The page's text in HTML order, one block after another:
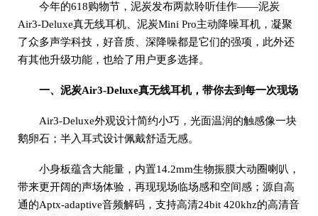
今年的618购物节，泥炭发布两款聆听佳作——泥炭
Air3-Deluxe真无线耳机、泥炭Mini Pro主动降噪耳机，凝聚
了众多声学科技，好音质、深降噪都是它们的强项，此外还
有其他升级功能，也给了用户更多选择。
一、泥炭Air3-Deluxe真无线耳机，带你去到每一次现场
Air3-Deluxe外观设计简约小巧，光面温润的触感像一块
鹅卵石；半入耳式设计佩戴舒适无感。
小身板蕴含大能量，内置14.2mm生物振膜大动圈喇叭，
带来更开阔的声场体验，再现现场临场感和空间感；源自高
通的Aptx-adaptive音频解码，支持高清24bit 420khz的高清音